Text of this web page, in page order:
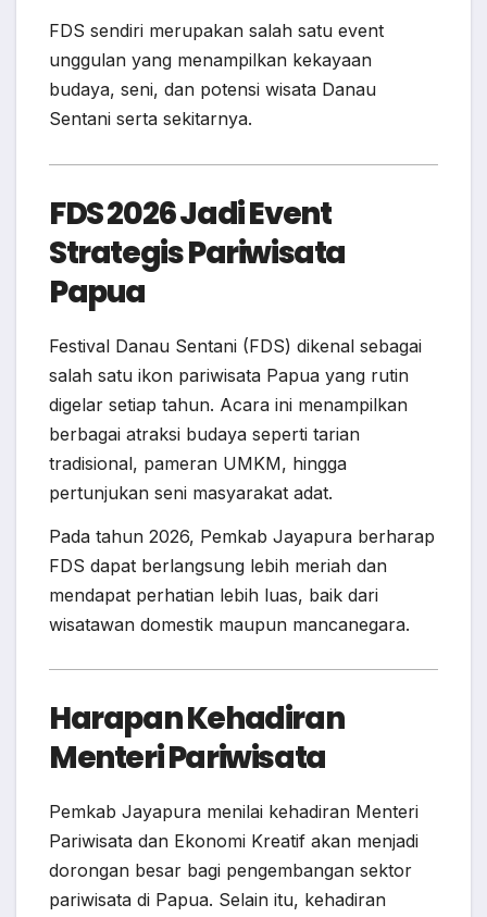
FDS sendiri merupakan salah satu event
unggulan yang menampilkan kekayaan
budaya, seni, dan potensi wisata Danau
Sentani serta sekitarnya.
FDS 2026 Jadi Event
Strategis Pariwisata
Papua
Festival Danau Sentani (FDS) dikenal sebagai
salah satu ikon pariwisata Papua yang rutin
digelar setiap tahun. Acara ini menampilkan
berbagai atraksi budaya seperti tarian
tradisional, pameran UMKM, hingga
pertunjukan seni masyarakat adat.
Pada tahun 2026, Pemkab Jayapura berharap
FDS dapat berlangsung lebih meriah dan
mendapat perhatian lebih luas, baik dari
wisatawan domestik maupun mancanegara.
Harapan Kehadiran
Menteri Pariwisata
Pemkab Jayapura menilai kehadiran Menteri
Pariwisata dan Ekonomi Kreatif akan menjadi
dorongan besar bagi pengembangan sektor
pariwisata di Papua. Selain itu, kehadiran